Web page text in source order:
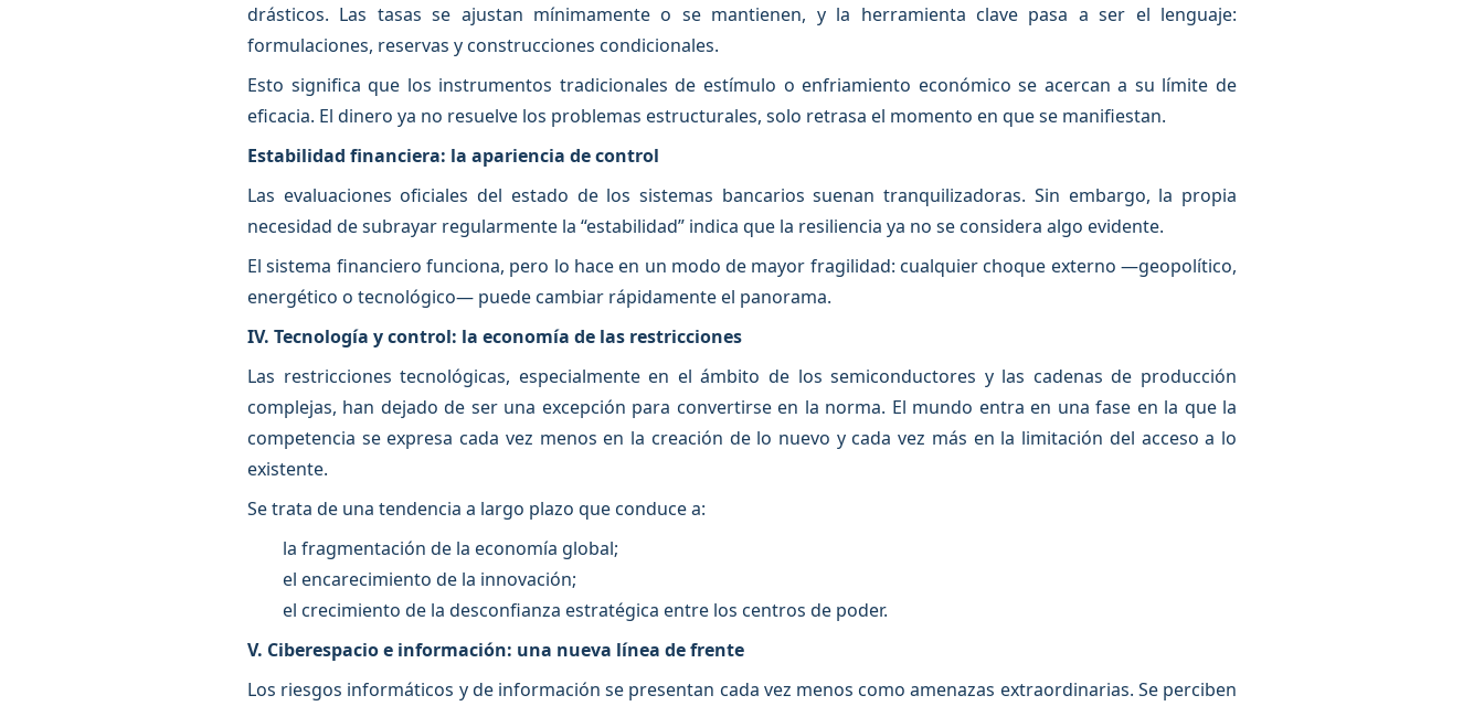
drásticos. Las tasas se ajustan mínimamente o se mantienen, y la herramienta clave pasa a ser el lenguaje:
formulaciones, reservas y construcciones condicionales.
Esto significa que los instrumentos tradicionales de estímulo o enfriamiento económico se acercan a su límite de
eficacia. El dinero ya no resuelve los problemas estructurales, solo retrasa el momento en que se manifiestan.
Estabilidad financiera: la apariencia de control
Las evaluaciones oficiales del estado de los sistemas bancarios suenan tranquilizadoras. Sin embargo, la propia
necesidad de subrayar regularmente la “estabilidad” indica que la resiliencia ya no se considera algo evidente.
El sistema financiero funciona, pero lo hace en un modo de mayor fragilidad: cualquier choque externo —geopolítico,
energético o tecnológico— puede cambiar rápidamente el panorama.
IV. Tecnología y control: la economía de las restricciones
Las restricciones tecnológicas, especialmente en el ámbito de los semiconductores y las cadenas de producción
complejas, han dejado de ser una excepción para convertirse en la norma. El mundo entra en una fase en la que la
competencia se expresa cada vez menos en la creación de lo nuevo y cada vez más en la limitación del acceso a lo
existente.
Se trata de una tendencia a largo plazo que conduce a:
la fragmentación de la economía global;
el encarecimiento de la innovación;
el crecimiento de la desconfianza estratégica entre los centros de poder.
V. Ciberespacio e información: una nueva línea de frente
Los riesgos informáticos y de información se presentan cada vez menos como amenazas extraordinarias. Se perciben